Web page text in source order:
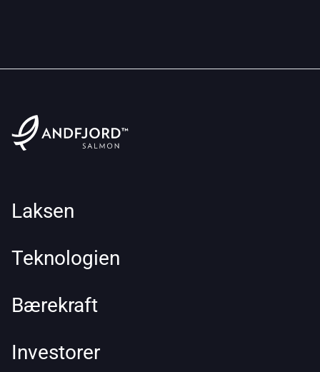
Laksen
Teknologien
Bærekraft
Investorer